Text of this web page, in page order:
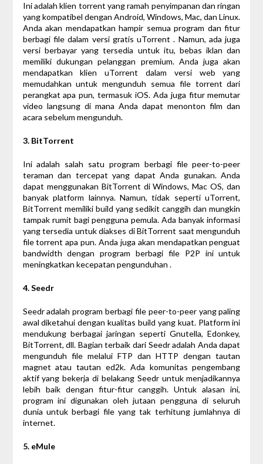
Ini adalah klien torrent yang ramah penyimpanan dan ringan
yang kompatibel dengan Android, Windows, Mac, dan Linux.
Anda akan mendapatkan hampir semua program dan fitur
berbagi file dalam versi gratis uTorrent . Namun, ada juga
versi berbayar yang tersedia untuk itu, bebas iklan dan
memiliki dukungan pelanggan premium. Anda juga akan
mendapatkan klien uTorrent dalam versi web yang
memudahkan untuk mengunduh semua file torrent dari
perangkat apa pun, termasuk iOS. Ada juga fitur memutar
video langsung di mana Anda dapat menonton film dan
acara sebelum mengunduh.
3. BitTorrent
Ini adalah salah satu program berbagi file peer-to-peer
teraman dan tercepat yang dapat Anda gunakan. Anda
dapat menggunakan BitTorrent di Windows, Mac OS, dan
banyak platform lainnya. Namun, tidak seperti uTorrent,
BitTorrent memiliki build yang sedikit canggih dan mungkin
tampak rumit bagi pengguna pemula. Ada banyak informasi
yang tersedia untuk diakses di BitTorrent saat mengunduh
file torrent apa pun. Anda juga akan mendapatkan penguat
bandwidth dengan program berbagi file P2P ini untuk
meningkatkan kecepatan pengunduhan .
4. Seedr
Seedr adalah program berbagi file peer-to-peer yang paling
awal diketahui dengan kualitas build yang kuat. Platform ini
mendukung berbagai jaringan seperti Gnutella, Edonkey,
BitTorrent, dll. Bagian terbaik dari Seedr adalah Anda dapat
mengunduh file melalui FTP dan HTTP dengan tautan
magnet atau tautan ed2k. Ada komunitas pengembang
aktif yang bekerja di belakang Seedr untuk menjadikannya
lebih baik dengan fitur-fitur canggih. Untuk alasan ini,
program ini digunakan oleh jutaan pengguna di seluruh
dunia untuk berbagi file yang tak terhitung jumlahnya di
internet.
5. eMule